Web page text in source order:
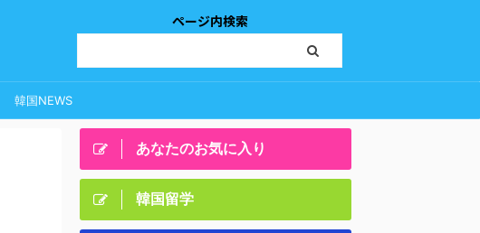
ページ内検索
韓国NEWS
あなたのお気に入り
韓国留学